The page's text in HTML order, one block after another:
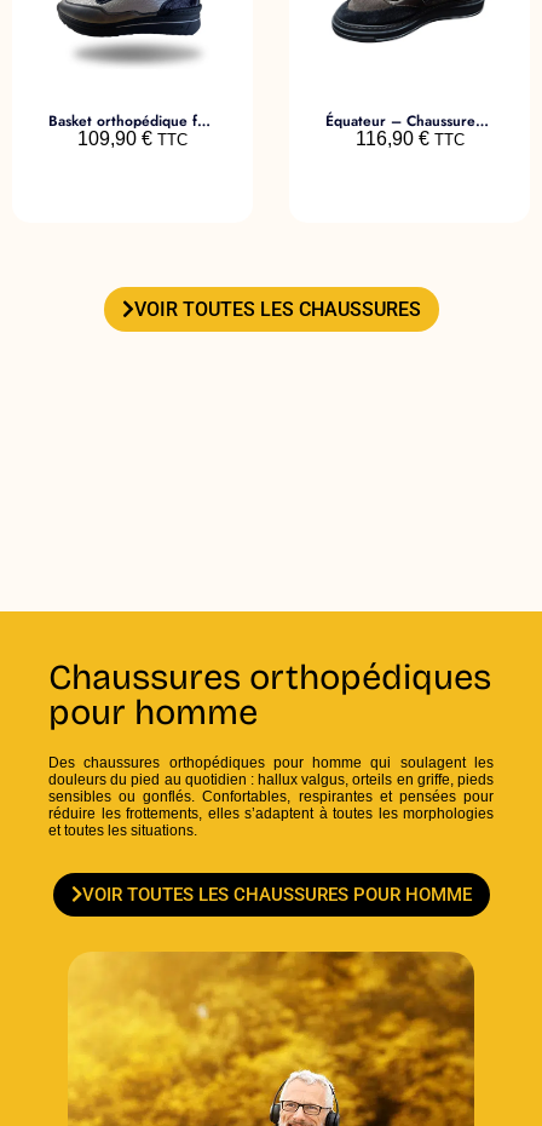
Basket orthopédique femme – Gizmo Argent
109,90 € TTC
Équateur – Chaussures marron orthopédiques
116,90 € TTC
VOIR TOUTES LES CHAUSSURES
Chaussures orthopédiques
pour homme
Des chaussures orthopédiques pour homme qui soulagent les
douleurs du pied au quotidien : hallux valgus, orteils en griffe, pieds
sensibles ou gonflés. Confortables, respirantes et pensées pour
réduire les frottements, elles s’adaptent à toutes les morphologies
et toutes les situations.
VOIR TOUTES LES CHAUSSURES POUR HOMME